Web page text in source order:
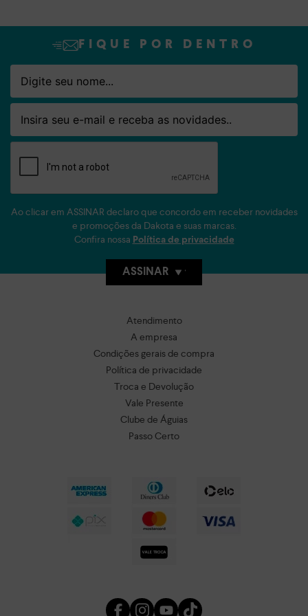
FIQUE POR DENTRO
Nome
Email
Ao clicar em ASSINAR declaro que concordo em receber novidades
e promoções da Dakota e suas marcas.
Confira nossa Política de privacidade
ASSINAR
Atendimento
A empresa
Condições gerais de compra
Política de privacidade
Troca e Devolução
Vale Presente
Clube de Águias
Passo Certo